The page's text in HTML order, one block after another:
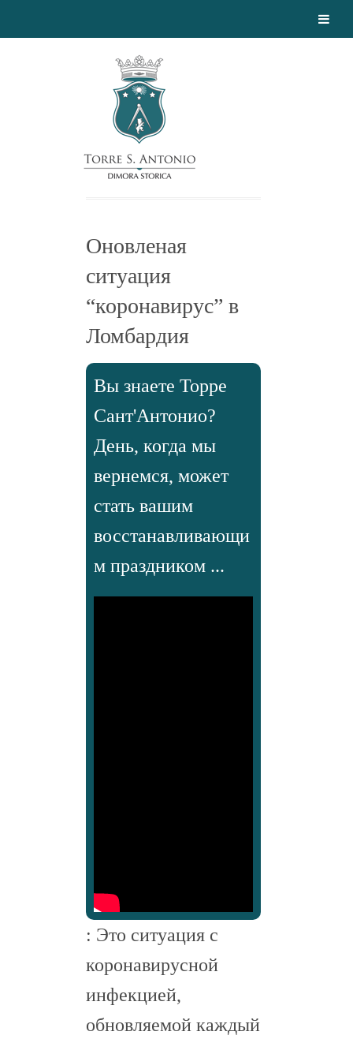
Оновленая
ситуация
“коронавирус” в
Ломбардия
Вы знаете Торре
Сант'Антонио?
День, когда мы
вернемся, может
стать вашим
восстанавливающи
м праздником ...
: Это ситуация с
коронавирусной
инфекцией,
обновляемой каждый